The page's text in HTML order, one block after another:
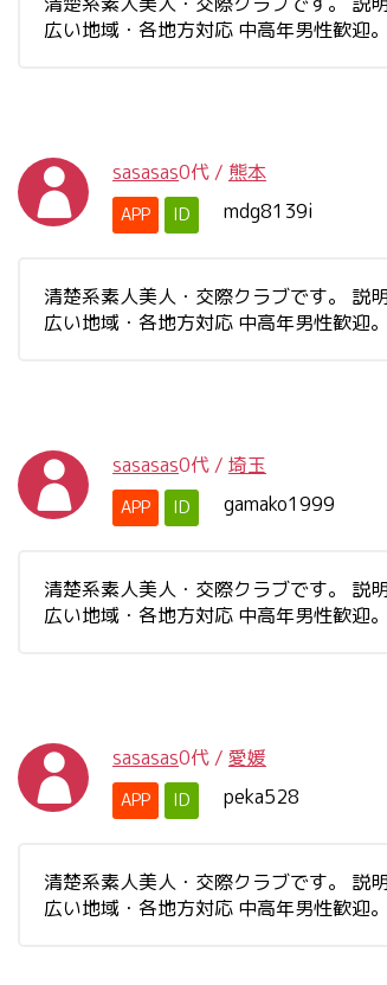
広い地域・各地方対応 中高年男性歓迎
sasasas0代 / 熊本
APP ID mdg8139i
清楚系素人美人・交際クラブです。 説
広い地域・各地方対応 中高年男性歓迎
sasasas0代 / 埼玉
APP ID gamako1999
清楚系素人美人・交際クラブです。 説
広い地域・各地方対応 中高年男性歓迎
sasasas0代 / 愛媛
APP ID peka528
清楚系素人美人・交際クラブです。 説
広い地域・各地方対応 中高年男性歓迎